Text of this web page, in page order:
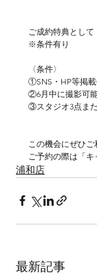
ご成約特典とし
※条件有り
〈条件〉
①SNS・HP等掲
②6月中に撮影可
③スタジオ3点ま
この機会にぜひ
ご予約の際は「キ
浦和店
最新記事